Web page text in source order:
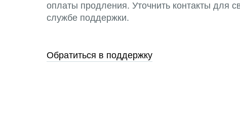
оплаты продления. Уточнить контакты для
службе поддержки.
Обратиться в поддержку